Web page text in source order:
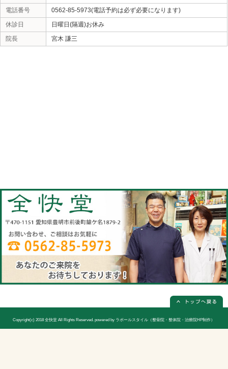
«約束通り
当院へのアクセス情報
全快堂
所在地
〒470-1151 愛知県豊明市前後町鎗ケ